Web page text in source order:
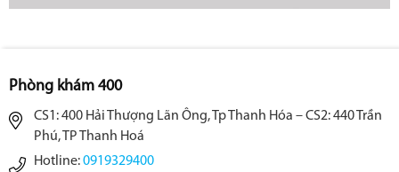
Phòng khám 400
CS1: 400 Hải Thượng Lãn Ông, Tp Thanh Hóa – CS2: 440 Trần
Phú, TP Thanh Hoá
Hotline:0919329400